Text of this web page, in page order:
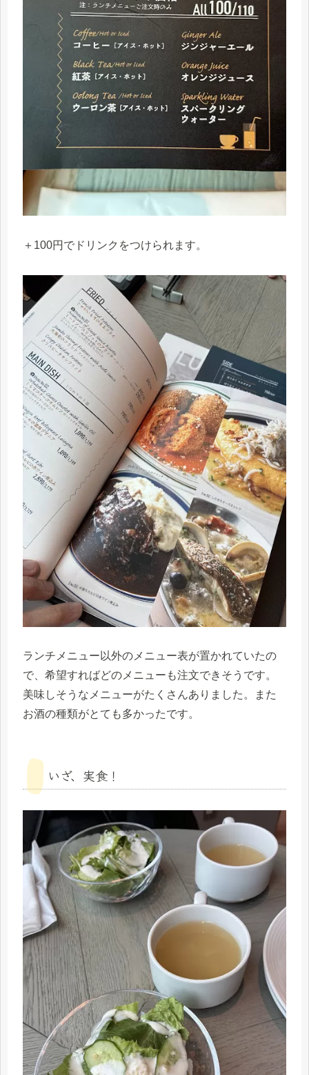
＋100円でドリンクをつけられます。
ランチメニュー以外のメニュー表が置かれていたの
で、希望すればどのメニューも注文できそうです。
美味しそうなメニューがたくさんありました。また
お酒の種類がとても多かったです。
いざ、実食！